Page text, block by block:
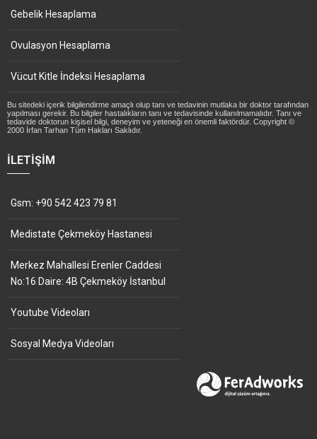
Gebelik Hesaplama
Ovulasyon Hesaplama
Vücut Kitle İndeksi Hesaplama
Bu sitedeki içerik bilgilendirme amaçlı olup tanı ve tedavinin mutlaka bir doktor tarafından
yapılması gerekir. Bu bilgiler hastalıkların tanı ve tedavisinde kullanılmamalıdır. Tanı ve
tedavide doktorun kişisel bilgi, deneyim ve yeteneği en önemli faktördür. Copyright ©
2000 İrfan Tarhan Tüm Hakları Saklıdır.
İLETIŞIM
Gsm: +90 542 423 79 81
Medistate Çekmeköy Hastanesi
Merkez Mahallesi Erenler Caddesi
No:16 Daire: 4B Çekmeköy İstanbul
Youtube Videoları
Sosyal Medya Videoları